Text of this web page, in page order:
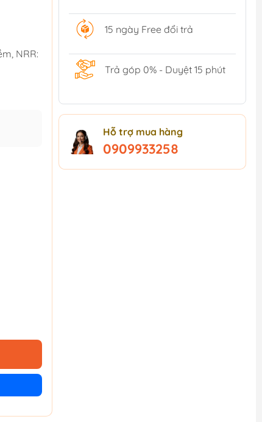
NRR:
15 ngày Free đổi trả
Trả góp 0% - Duyệt 15 phút
Hỗ trợ mua hàng
0909933258